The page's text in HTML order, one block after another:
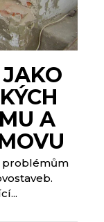
A
problémům